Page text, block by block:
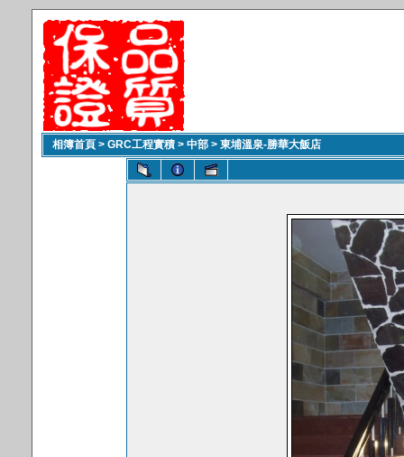
相簿首頁 > GRC工程實積 > 中部 > 東埔溫泉-勝華大飯店